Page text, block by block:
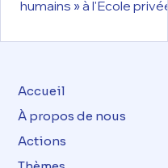
humains » à l'Ecole privée
Accueil
À propos de nous
Actions